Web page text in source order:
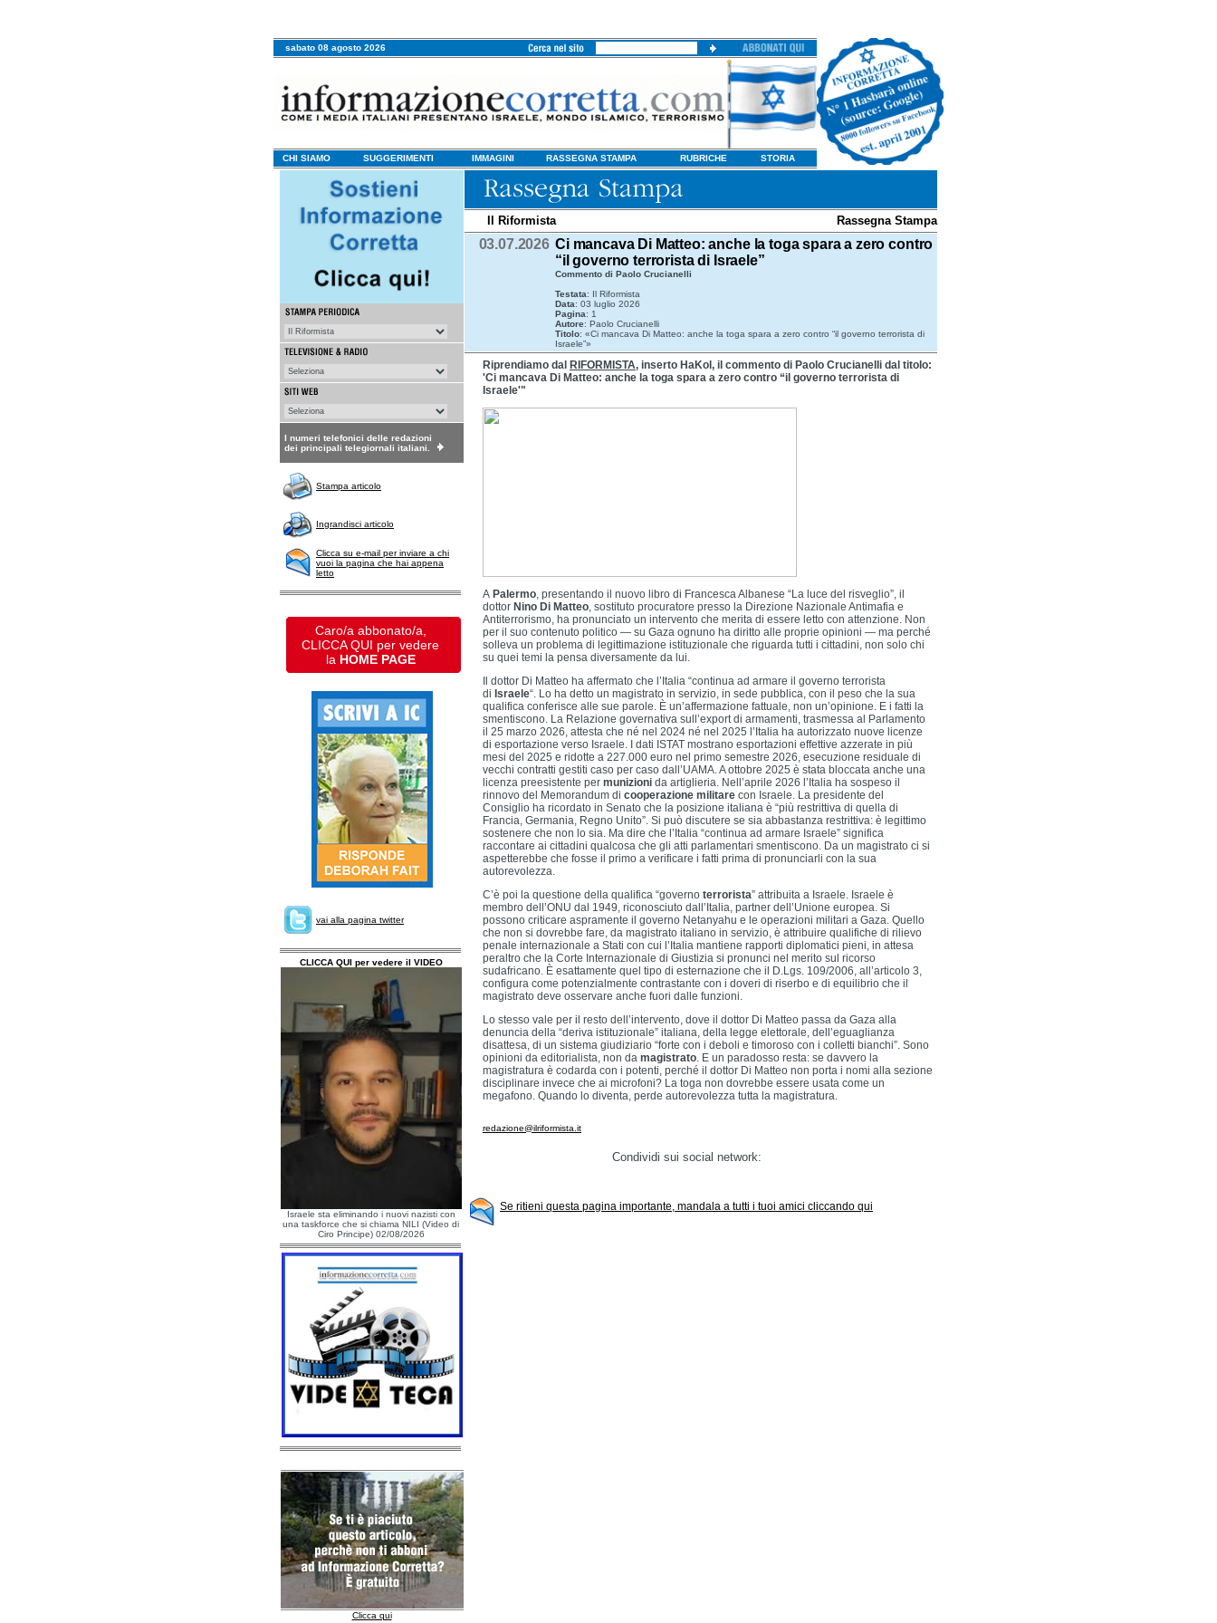
sabato 08 agosto 2026
CHI SIAMO SUGGERIMENTI IMMAGINI RASSEGNA STAMPA RUBRICHE STORIA
I numeri telefonici delle redazioni
dei principali telegiornali italiani.
Stampa articolo
Ingrandisci articolo
Clicca su e-mail per inviare a chi
vuoi la pagina che hai appena
letto
Caro/a abbonato/a,
CLICCA QUI per vedere
la HOME PAGE
vai alla pagina twitter
CLICCA QUI per vedere il VIDEO
Israele sta eliminando i nuovi nazisti con
una taskforce che si chiama NILI (Video di
Ciro Principe) 02/08/2026
Clicca qui
Il Riformista Rassegna Stampa
03.07.2026 Ci mancava Di Matteo: anche la toga spara a zero contro
“il governo terrorista di Israele”
Commento di Paolo Crucianelli
Testata: Il Riformista
Data: 03 luglio 2026
Pagina: 1
Autore: Paolo Crucianelli
Titolo: «Ci mancava Di Matteo: anche la toga spara a zero contro “il governo terrorista di
Israele”»
Riprendiamo dal RIFORMISTA, inserto HaKol, il commento di Paolo Crucianelli dal titolo:
'Ci mancava Di Matteo: anche la toga spara a zero contro “il governo terrorista di
Israele'"
A Palermo, presentando il nuovo libro di Francesca Albanese “La luce del risveglio”, il
dottor Nino Di Matteo, sostituto procuratore presso la Direzione Nazionale Antimafia e
Antiterrorismo, ha pronunciato un intervento che merita di essere letto con attenzione. Non
per il suo contenuto politico — su Gaza ognuno ha diritto alle proprie opinioni — ma perché
solleva un problema di legittimazione istituzionale che riguarda tutti i cittadini, non solo chi
su quei temi la pensa diversamente da lui.
Il dottor Di Matteo ha affermato che l’Italia “continua ad armare il governo terrorista
di Israele“. Lo ha detto un magistrato in servizio, in sede pubblica, con il peso che la sua
qualifica conferisce alle sue parole. È un’affermazione fattuale, non un’opinione. E i fatti la
smentiscono. La Relazione governativa sull’export di armamenti, trasmessa al Parlamento
il 25 marzo 2026, attesta che né nel 2024 né nel 2025 l’Italia ha autorizzato nuove licenze
di esportazione verso Israele. I dati ISTAT mostrano esportazioni effettive azzerate in più
mesi del 2025 e ridotte a 227.000 euro nel primo semestre 2026, esecuzione residuale di
vecchi contratti gestiti caso per caso dall’UAMA. A ottobre 2025 è stata bloccata anche una
licenza preesistente per munizioni da artiglieria. Nell’aprile 2026 l’Italia ha sospeso il
rinnovo del Memorandum di cooperazione militare con Israele. La presidente del
Consiglio ha ricordato in Senato che la posizione italiana è “più restrittiva di quella di
Francia, Germania, Regno Unito”. Si può discutere se sia abbastanza restrittiva: è legittimo
sostenere che non lo sia. Ma dire che l’Italia “continua ad armare Israele” significa
raccontare ai cittadini qualcosa che gli atti parlamentari smentiscono. Da un magistrato ci si
aspetterebbe che fosse il primo a verificare i fatti prima di pronunciarli con la sua
autorevolezza.
C’è poi la questione della qualifica “governo terrorista” attribuita a Israele. Israele è
membro dell’ONU dal 1949, riconosciuto dall’Italia, partner dell’Unione europea. Si
possono criticare aspramente il governo Netanyahu e le operazioni militari a Gaza. Quello
che non si dovrebbe fare, da magistrato italiano in servizio, è attribuire qualifiche di rilievo
penale internazionale a Stati con cui l’Italia mantiene rapporti diplomatici pieni, in attesa
peraltro che la Corte Internazionale di Giustizia si pronunci nel merito sul ricorso
sudafricano. È esattamente quel tipo di esternazione che il D.Lgs. 109/2006, all’articolo 3,
configura come potenzialmente contrastante con i doveri di riserbo e di equilibrio che il
magistrato deve osservare anche fuori dalle funzioni.
Lo stesso vale per il resto dell’intervento, dove il dottor Di Matteo passa da Gaza alla
denuncia della “deriva istituzionale” italiana, della legge elettorale, dell’eguaglianza
disattesa, di un sistema giudiziario “forte con i deboli e timoroso con i colletti bianchi”. Sono
opinioni da editorialista, non da magistrato. E un paradosso resta: se davvero la
magistratura è codarda con i potenti, perché il dottor Di Matteo non porta i nomi alla sezione
disciplinare invece che ai microfoni? La toga non dovrebbe essere usata come un
megafono. Quando lo diventa, perde autorevolezza tutta la magistratura.
redazione@ilriformista.it
Condividi sui social network:
Se ritieni questa pagina importante, mandala a tutti i tuoi amici cliccando qui